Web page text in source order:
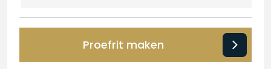
Proefrit maken